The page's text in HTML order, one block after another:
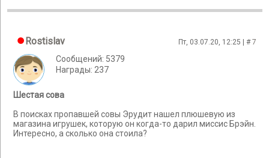
Rostislav Пт, 03.07.20, 12:25 | #7
Сообщений: 5379
Награды: 237
Шестая сова
В поисках пропавшей совы Эрудит нашел плюшевую из
магазина игрушек, которую он когда-то дарил миссис Брэйн.
Интересно, а сколько она стоила?